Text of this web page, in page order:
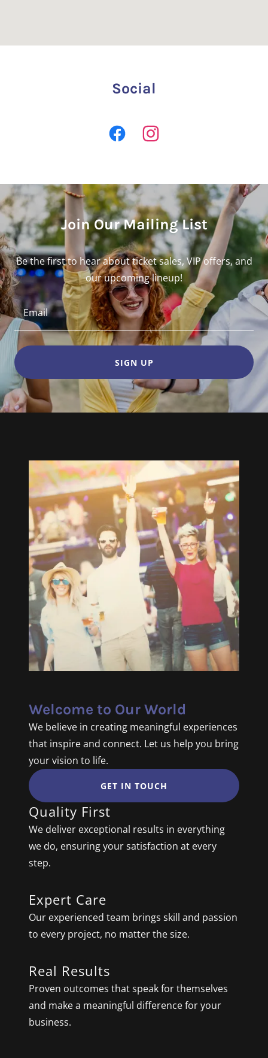
Social
Join Our Mailing List
Be the first to hear about ticket sales, VIP offers, and
our upcoming lineup!
Email
SIGN UP
Welcome to Our World
We believe in creating meaningful experiences
that inspire and connect. Let us help you bring
your vision to life.
GET IN TOUCH
Quality First
We deliver exceptional results in everything
we do, ensuring your satisfaction at every
step.
Expert Care
Our experienced team brings skill and passion
to every project, no matter the size.
Real Results
Proven outcomes that speak for themselves
and make a meaningful difference for your
business.